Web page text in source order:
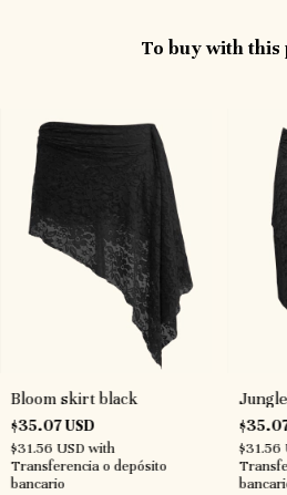
To buy with
Bloom skirt black
$35.07 USD
$31.56 USDwith
Transferencia o depósito
bancario
$31.56